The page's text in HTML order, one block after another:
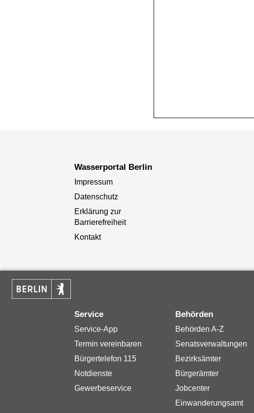
Wasserportal Berlin
Impressum
Datenschutz
Erklärung zur
Barrierefreiheit
Kontakt
Service
Service-App
Termin vereinbaren
Bürgertelefon 115
Notdienste
Gewerbeservice
Behörden
Behörden A-Z
Senatsverwaltungen
Bezirksämter
Bürgerämter
Jobcenter
Einwanderungsamt